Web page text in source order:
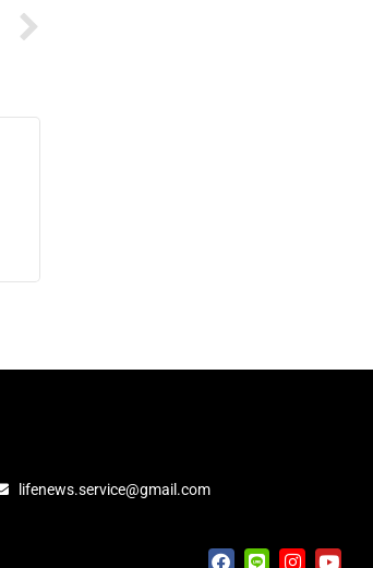
lifenews.service@gmail.com